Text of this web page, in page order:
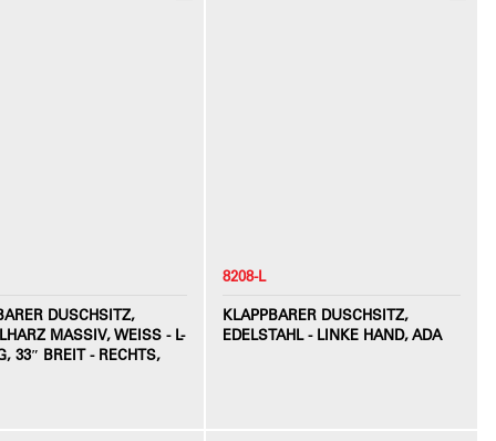
DUSCHSITZ,
MASSIV, WEISS - L-F
33″ BREIT - RECHTS, A
8208-L
KLAPPBARER DUSCHSITZ,
EDELSTAHL - LINKE HAND, ADA